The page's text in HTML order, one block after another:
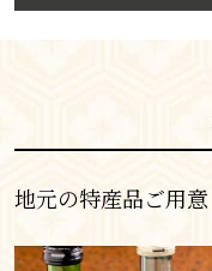
地元の特産品ご用